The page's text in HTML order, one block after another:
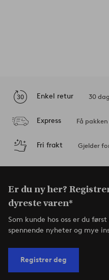
Enkel retur 30
Express Få
Fri frakt Gjelder
Er du ny her?
dyreste varen*
Som kunde hos oss er du
spennende nyheter og mye
Registrer deg